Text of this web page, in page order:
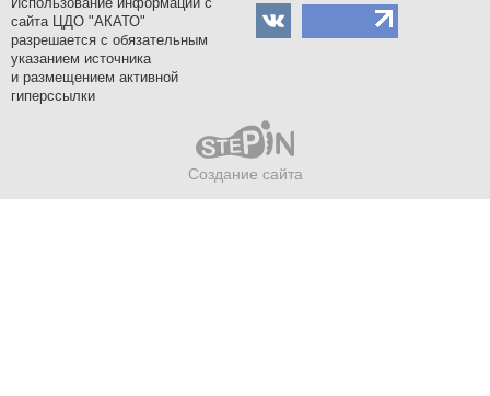
сайта ЦДО "АКАТО"
разрешается с обязательным
указанием источника
и размещением активной
гиперссылки
Создание сайта